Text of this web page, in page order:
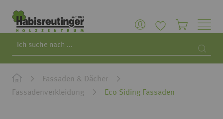
Fassaden & Dächer
Fassadenverkleidung
Eco Siding Fassaden